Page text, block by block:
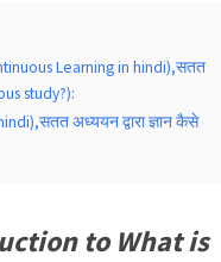
Learning in hindi),सतत
study?):
अध्ययन द्वारा ज्ञान कैसे
to What is